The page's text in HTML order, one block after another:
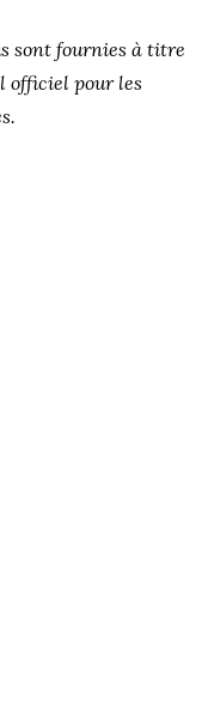
sont fournies à titre
officiel pour les